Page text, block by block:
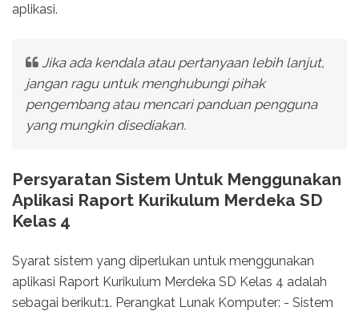
aplikasi.
Jika ada kendala atau pertanyaan lebih lanjut,
jangan ragu untuk menghubungi pihak
pengembang atau mencari panduan pengguna
yang mungkin disediakan.
Persyaratan Sistem Untuk Menggunakan
Aplikasi Raport Kurikulum Merdeka SD
Kelas 4
Syarat sistem yang diperlukan untuk menggunakan
aplikasi Raport Kurikulum Merdeka SD Kelas 4 adalah
sebagai berikut:1. Perangkat Lunak Komputer: - Sistem